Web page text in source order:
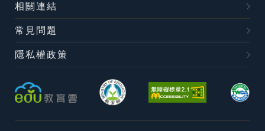
相關連結
常見問題
隱私權政策